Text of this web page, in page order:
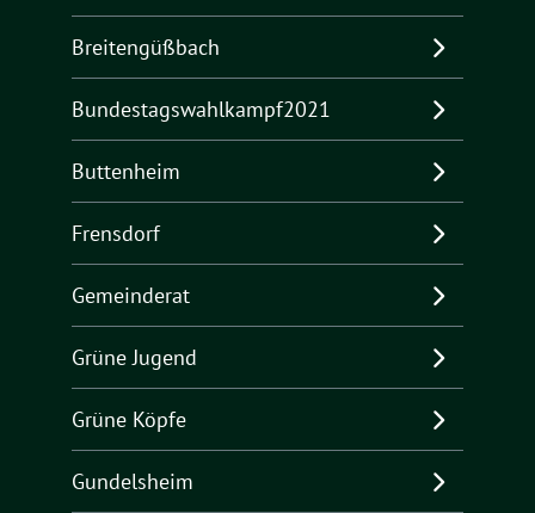
Breitengüßbach
Bundestagswahlkampf2021
Buttenheim
Frensdorf
Gemeinderat
Grüne Jugend
Grüne Köpfe
Gundelsheim